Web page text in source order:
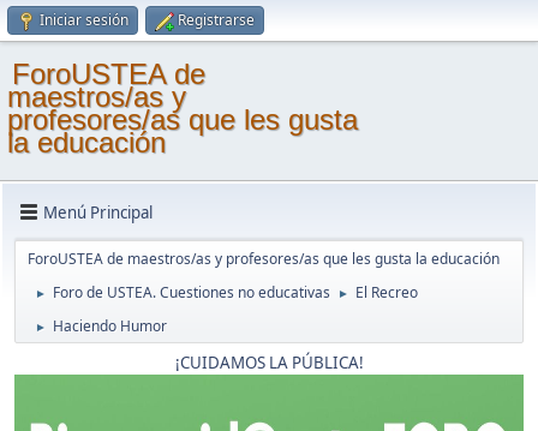
Iniciar sesión Registrarse
ForoUSTEA de
maestros/as y
profesores/as que les gusta
la educación
Menú Principal
ForoUSTEA de maestros/as y profesores/as que les gusta la educación
► Foro de USTEA. Cuestiones no educativas ► El Recreo
► Haciendo Humor
¡CUIDAMOS LA PÚBLICA!